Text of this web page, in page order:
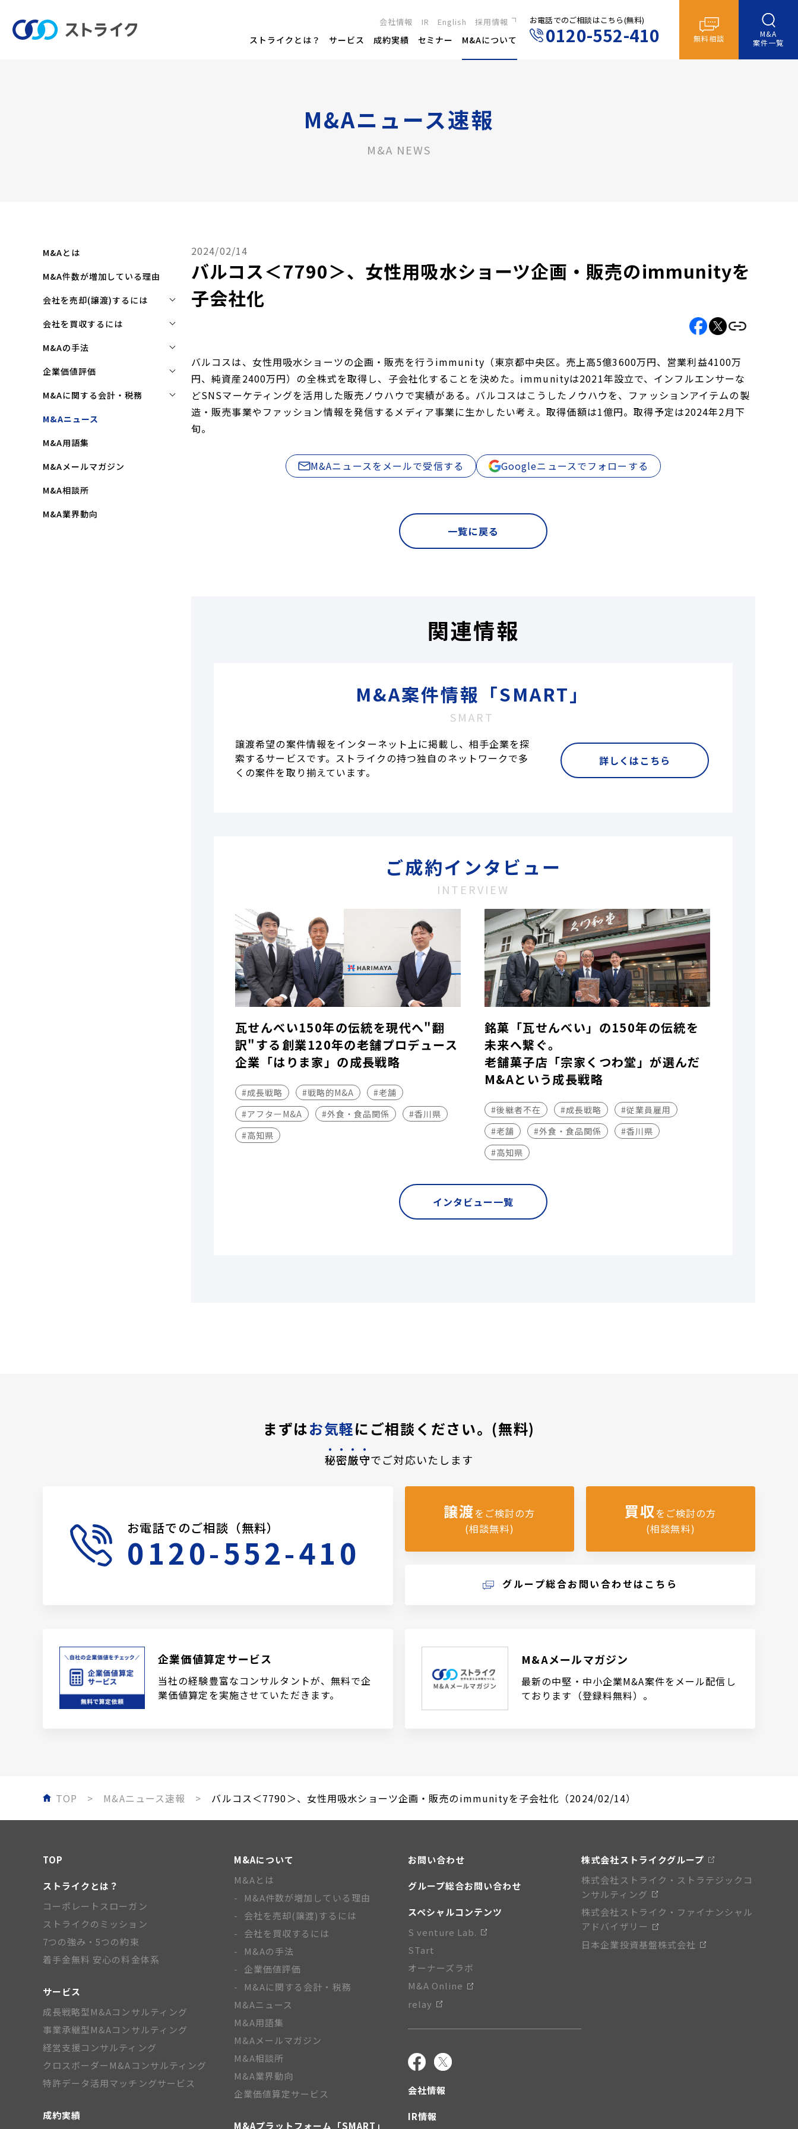
会社情報 IR English 採用情報
新卒採用
キャリア採用
ストライクとは？ サービス 成約実績 セミナー M&Aについて
お電話でのご相談はこちら(無料)
0120-552-410 無料相談
M&A
案件一覧
M&Aニュース速報
M&A NEWS
M&Aとは
M&A件数が増加している理由
会社を売却(譲渡)するには
会社を売却(譲渡)するには
M&Aで売れる会社の条件とは
M&Aで買い手はここを見る
会社を買収するには
会社を買収するには
企業買収を成功させるポイント
買収監査(デューディリジェン
ス)とは
クロージングと引継ぎ
企業買収の流れと手順
M&Aの手法
株式譲渡
第三者割当増資
資本業務提携
企業価値評価
企業価値評価(バリュエーショ
企業評価と売買価格の違い
中小企業M&Aにおける企業価値
ン)の算定方法
純資産法(コストアプローチ)
M&Aに関する会計・税務
株式譲渡にかかる税金(個人・
事業譲渡にかかる税金(個人・
法人)
M&Aにおける節税(役職退職金
スキーム)
赤字・債務超過会社の買収制限
M&Aニュース
M&A用語集
M&Aメールマガジン
M&A相談所
M&A業界動向
2024/02/14
バルコス＜7790＞、女性用吸水ショーツ企画・販売のimmunityを
子会社化
バルコスは、女性用吸水ショーツの企画・販売を行うimmunity（東京都中央区。売上高5億3600万円、営業利益4100万
円、純資産2400万円）の全株式を取得し、子会社化することを決めた。immunityは2021年設立で、インフルエンサーな
どSNSマーケティングを活用した販売ノウハウで実績がある。バルコスはこうしたノウハウを、ファッションアイテムの製
造・販売事業やファッション情報を発信するメディア事業に生かしたい考え。取得価額は1億円。取得予定は2024年2月下
旬。
M&Aニュースをメールで受信する Googleニュースでフォローする
一覧に戻る
関連情報
M&A案件情報「SMART」
SMART
譲渡希望の案件情報をインターネット上に掲載し、相手企業を探
索するサービスです。ストライクの持つ独自のネットワークで多
くの案件を取り揃えています。
詳しくはこちら
ご成約インタビュー
INTERVIEW
瓦せんべい150年の伝統を現代へ"翻
訳"する――創業120年の老舗プロデュース
企業「はりま家」の成長戦略
#成長戦略 #戦略的M&A
#老舗
#アフターM&A
#外食・食品関係
#香川県
#高知県
銘菓「瓦せんべい」の150年の伝統を
未来へ繋ぐ。
老舗菓子店「宗家くつわ堂」が選んだ
M&Aという成長戦略
#後継者不在 #成長戦略
#従業員雇用
#老舗
#外食・食品関係
#香川県
#高知県
インタビュー一覧
まずはお気軽にご相談ください。(無料)
秘密厳守でご対応いたします
お電話でのご相談（無料）
0120-552-410
譲渡をご検討の方
(相談無料)
買収をご検討の方
(相談無料)
グループ総合お問い合わせはこちら
企業価値算定サービス
当社の経験豊富なコンサルタントが、無料で企
業価値算定を実施させていただきます。
M&Aメールマガジン
最新の中堅・中小企業M&A案件をメール配信し
ております（登録料無料）。
TOP M&Aニュース速報 バルコス＜7790＞、女性用吸水ショーツ企画・販売のimmunityを子会社化（2024/02/14）
TOP
ストライクとは？
コーポレートスローガン
ストライクのミッション
7つの強み・5つの約束
着手金無料 安心の料金体系
サービス
成長戦略型M&Aコンサルティング
事業承継型M&Aコンサルティング
経営支援コンサルティング
クロスボーダーM&Aコンサルティング
特許データ活用マッチングサービス
成約実績
M&Aについて
M&Aとは
M&A件数が増加している理由
会社を売却(譲渡)するには
会社を買収するには
M&Aの手法
企業価値評価
M&Aに関する会計・税務
M&Aニュース
M&A用語集
M&Aメールマガジン
M&A相談所
M&A業界動向
企業価値算定サービス
M&Aプラットフォーム「SMART」
お問い合わせ
グループ総合お問い合わせ
スペシャルコンテンツ
S venture Lab.
STart
オーナーズラボ
M&A Online
relay
会社情報
IR情報
株式会社ストライクグループ
株式会社ストライク・ストラテジックコ
ンサルティング
株式会社ストライク・ファイナンシャル
アドバイザリー
日本企業投資基盤株式会社